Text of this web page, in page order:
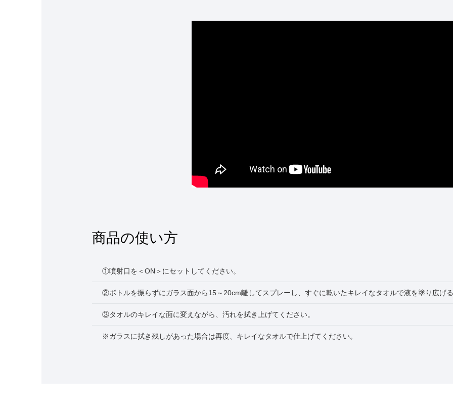
商品の使い方
①噴射口を＜ON＞にセットしてください。
②ボトルを振らずにガラス面から15～20cm離してスプレーし、すぐに乾いたキレイなタオルで液を塗り広げる
③タオルのキレイな面に変えながら、汚れを拭き上げてください。
※ガラスに拭き残しがあった場合は再度、キレイなタオルで仕上げてください。